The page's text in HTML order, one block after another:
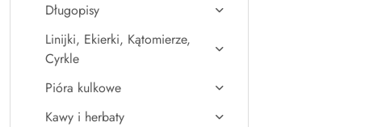
Długopisy
Linijki, Ekierki, Kątomierze,
Cyrkle
Pióra kulkowe
Kawy i herbaty